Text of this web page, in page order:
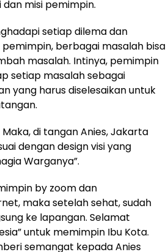
misi pemimpin.
setiap dilema dan
berbagai masalah bisa
masalah. Intinya, pemimpin
setiap masalah sebagai
yang harus diselesaikan untuk
di tangan Anies, Jakarta
dengan design visi yang
Warganya”.
by zoom dan
maka setelah sehat, sudah
ke lapangan. Selamat
untuk memimpin Ibu Kota.
semangat kepada Anies